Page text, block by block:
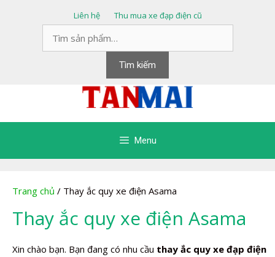
Liên hệ
Thu mua xe đạp điện cũ
kiếm:
Tìm kiếm
Menu
Trang chủ / Thay ắc quy xe điện Asama
Thay ắc quy xe điện Asama
Xin chào bạn. Bạn đang có nhu cầu thay ắc quy xe đạp điện